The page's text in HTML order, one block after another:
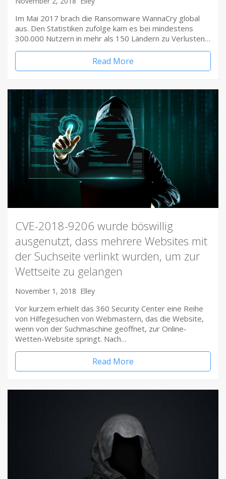
Im Mai 2017 brach die Ransomware WannaCry global
aus. Den Statistiken zufolge kam es bei mindestens
300.000 Nutzern in mehr als 150 Ländern zu Verlusten…
Read More
CVE-2018-9206 wurde böswillig
ausgenutzt, dass mehrere Websites mit
der Suchseite verlinkt wurden, um zur
Wettseite zu gelangen
November 1, 2018 Elley
Vor kurzem erhielt das 360 Security Center eine Reihe
von Hilfegesuchen von Webmastern, das die Website,
wenn von der Suchmaschine geöffnet, zur Online-
Wetten-Website springt. Nach…
Read More